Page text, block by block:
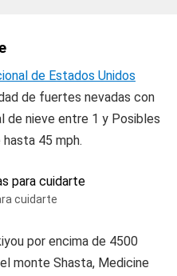
de Estados Unidos
de fuertes nevadas con
de nieve entre 1 y Posibles
45 mph.
cuidarte
por encima de 4500
monte Shasta, Medicine